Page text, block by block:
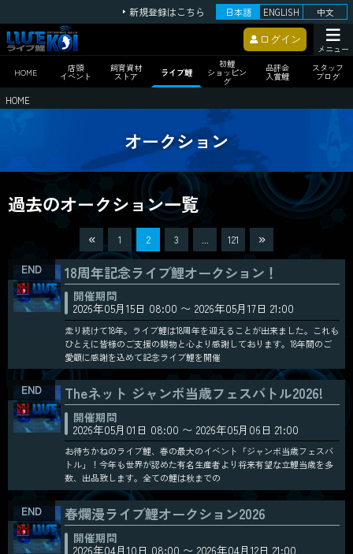
新規登録はこちら 日本語 ENGLISH 中文
ログイン
メニュー
HOME
店頭
イベント
飼育資材
ストア ライブ鯉
初鯉
ショッピン
グ
品評会
入賞鯉
スタッフ
ブログ
HOME
オークション
過去のオークション一覧
1 2 3 121
18周年記念ライブ鯉オークション！
開催期間
2026年05月15日 08:00 〜 2026年05月17日 21:00
走り続けて18年。ライブ鯉は18周年を迎えることが出来ました。これも
ひとえに皆様のご支援の賜物と心より感謝しております。18年間のご
愛顧に感謝を込めて記念ライブ鯉を開催
Theネット ジャンボ当歳フェスバトル2026!
開催期間
2026年05月01日 08:00 〜 2026年05月06日 21:00
お待ちかねのライブ鯉、春の最大のイベント「ジャンボ当歳フェスバ
トル」！今年も世界が認めた有名生産者より将来有望な立鯉当歳を多
数、出品致します。全ての鯉は秋までの
春爛漫ライブ鯉オークション2026
開催期間
2026年04月10日 08:00 〜 2026年04月12日 21:00